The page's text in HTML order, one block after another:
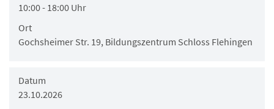
10:00 - 18:00 Uhr
Ort
Gochsheimer Str. 19, Bildungszentrum Schloss Flehingen
Datum
23.10.2026